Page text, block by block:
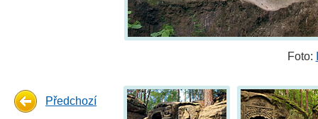
Foto:
Předchozí